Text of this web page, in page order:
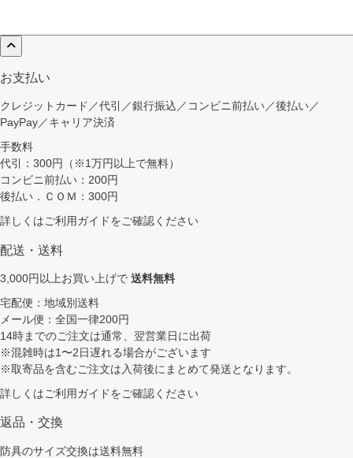
お支払い
クレジットカード／代引／銀行振込／コンビニ前払い／後払い／
PayPay／キャリア決済
手数料
代引：300円（※1万円以上で無料）
コンビニ前払い：200円
後払い．ＣＯＭ：300円
詳しくはご利用ガイドをご確認ください
配送・送料
3,000円以上お買い上げで 送料無料
宅配便：地域別送料
メール便：全国一律200円
14時までのご注文は通常、翌営業日に出荷
※混雑時は1〜2日遅れる場合がございます
※取寄品を含むご注文は入荷後にまとめて発送となります。
詳しくはご利用ガイドをご確認ください
返品・交換
防具のサイズ交換は送料無料